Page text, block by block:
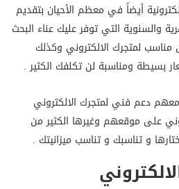
أيضاً في معظم الأحيان بتقديم
والسنوية التي توفر عليك عناء البحث
لمتجرك الالكتروني وكذلك
بسيطة ومناسبة لن تكلفك الكثير .
دعم فني لمتجرك الالكتروني
على موقعهم وغيرها الكثير من
و تناسبك و تناسب ميزانيتك .